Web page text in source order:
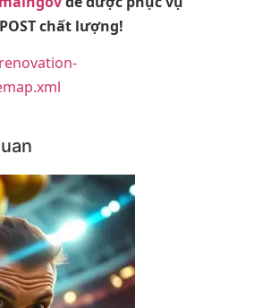
chất lượng!